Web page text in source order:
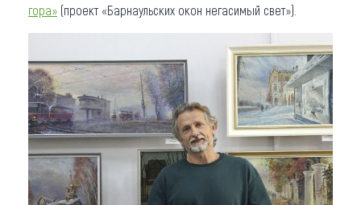
гора» (проект «Барнаульских окон негасимый свет»).